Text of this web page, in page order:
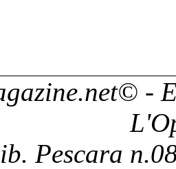
© -
Pescara